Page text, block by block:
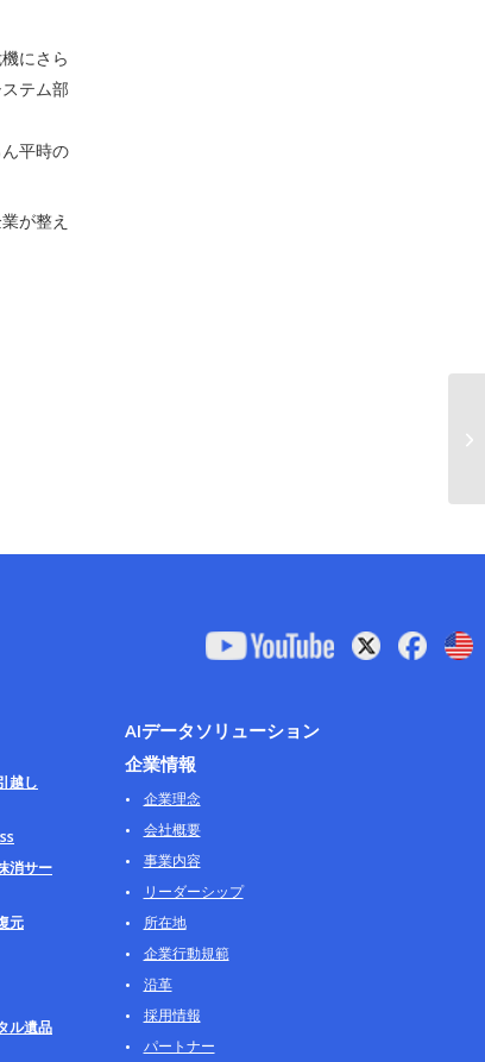
にさら
テム部
平時の
が整え
越し
消サー
元
ル遺品
AIデータソリューション
企業情報
企業理念
会社概要
事業内容
リーダーシップ
所在地
企業行動規範
沿革
採用情報
パートナー